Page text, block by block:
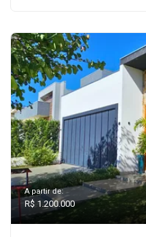
A partir de:
R$ 1.200.000